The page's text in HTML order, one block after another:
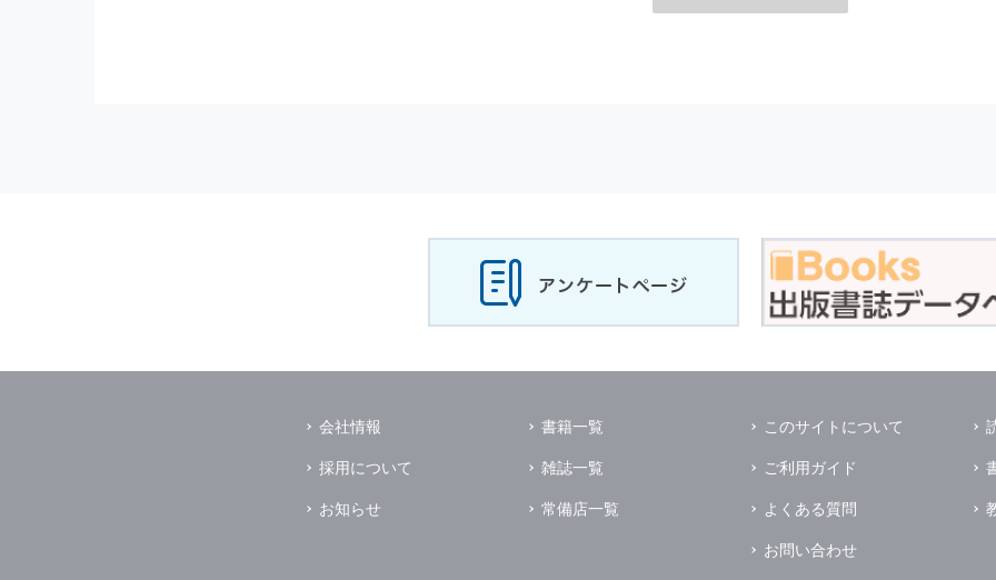
本サービスの提供または以下に定める目的以外に，当社はお客様の個人情報利用することはありません．
の正確性及び安全性を確保する為，個人情報へのアクセス管理，持ち出し手段の制限，
破壊，改ざんなどに対しては，合理的な安全対策を講じるとともに，万一，漏洩等個人情報に関する事
を含む適切な対策を速やかに講じます．
の預託について
その場合は，業務委託先の適切な管理及び監督を行います．
個人情報の第三者への開示
当社は，個人情報 を本人の許可無く他の事業者や個人などの第三者に提供および公開することはありま
ただし，以下に該当する場合はその限りではありません．
（1） 情報提供について本人の同意がある場合
を開示する場合．ただし，この場合に開示
会社情報
採用について
お知らせ
書籍一覧
雑誌一覧
常備店一覧
このサイトについて
ご利用ガイド
よくある質問
お問い合わせ